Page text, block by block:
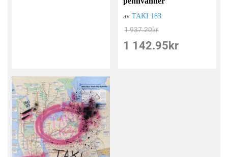
avTAKI 183
1 937.20kr
1 142.95 kr